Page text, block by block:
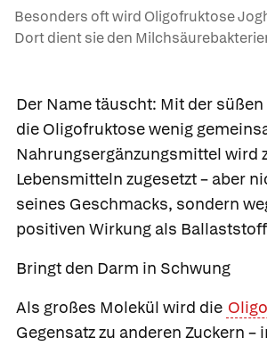
Besonders oft wird Oligofruktose
Dort dient sie den
Der Name täuscht: Mit der
die Oligofruktose wenig
Nahrungsergänzungsmittel wird
Lebensmitteln zugesetzt – aber
seines Geschmacks, sondern
positiven Wirkung als
Bringt den Darm in Schwung
Als großes Molekül wird die
Gegensatz zu anderen Zuckern –